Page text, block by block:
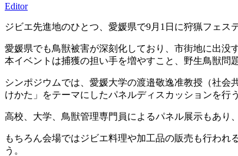
Editor
ジビエ先進地のひとつ、愛媛県で9月1日に狩猟フェス
愛媛県でも鳥獣被害が深刻化しており、市街地に出没
本イベントは捕獲の担い手を増やすこと、野生鳥獣問
シンポジウムでは、愛媛大学の渡邉敬逸准教授（社
けかた」をテーマにしたパネルディスカッションを行
高校、大学、鳥獣管理専門員によるパネル展示もあり
もちろん会場ではジビエ料理や加工品の販売も行われ
う。